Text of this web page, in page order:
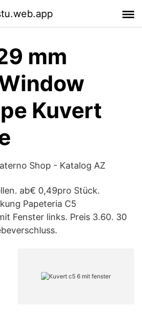
mm
Kuvert
Shop - Katalog AZ
ab€ 0,49pro Stück.
Papeteria C5
Fenster links. Preis 3.60. 30